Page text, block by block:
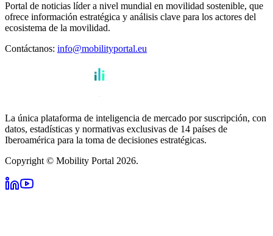
Portal de noticias líder a nivel mundial en movilidad sostenible, que
ofrece información estratégica y análisis clave para los actores del
ecosistema de la movilidad.
Contáctanos: info@mobilityportal.eu
La única plataforma de inteligencia de mercado por suscripción, con
datos, estadísticas y normativas exclusivas de 14 países de
Iberoamérica para la toma de decisiones estratégicas.
Copyright © Mobility Portal 2026.